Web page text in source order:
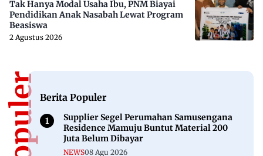
Tak Hanya Modal Usaha Ibu, PNM Biayai
Pendidikan Anak Nasabah Lewat Program
Beasiswa
2 Agustus 2026
Berita Populer
Supplier Segel Perumahan Samusengana
Residence Mamuju Buntut Material 200
Juta Belum Dibayar
NEWS08 Agu 2026